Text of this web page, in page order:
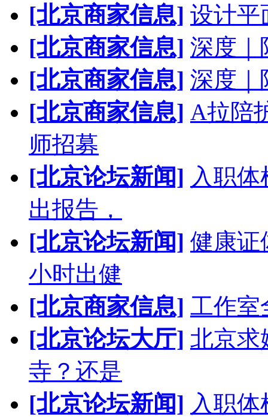
[北京商家信息] 设计平
[北京商家信息] 深度｜
[北京商家信息] 深度｜
[北京商家信息] A拉陪
师招募
[北京论坛新闻] 入职
出报告，
[北京论坛新闻] 健康证
小时出健
[北京商家信息] 工作室
[北京论坛大厅] 北京求
寺？还是
[北京论坛新闻] 入职